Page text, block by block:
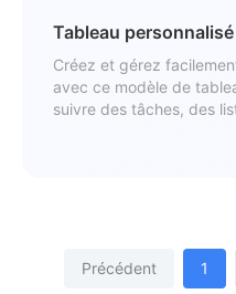
Tableau
Créez et gérez
avec ce modèle de
suivre des tâches, des
Précédent 1